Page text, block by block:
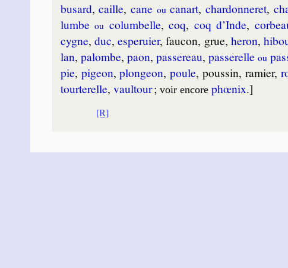
bu­sard,caille, cane ou ca­nart, char­don­ne­ret,
lumbeou co­lum­belle,coq, coq d’Inde,
cygne, duc,esper­uier, fau­con, grue, he­ron,
lan, pa­lombe, paon, pas­se­reau, pas­se­relleou
pie, pi­geon,plon­geon,poule, pous­sin, ra­mier,
tour­te­relle, vaul­tour; voir en­core phœ­nix.]
[R]